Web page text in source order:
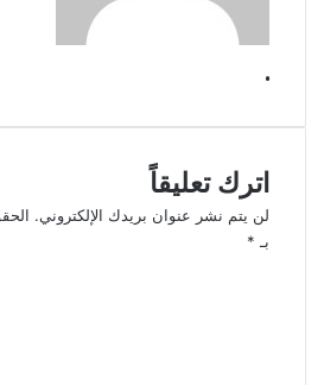
.
اترك تعليقاً
لن يتم نشر عنوان بريدك الإلكتروني.
بـ *